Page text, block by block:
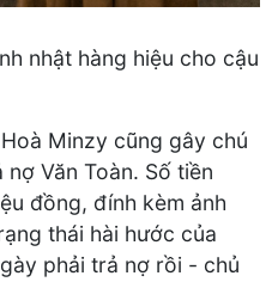
nhật hàng hiệu cho cậu
Minzy cũng gây chú
Văn Toàn. Số tiền
đồng, đính kèm ảnh
thái hài hước của
phải trả nợ rồi - chủ